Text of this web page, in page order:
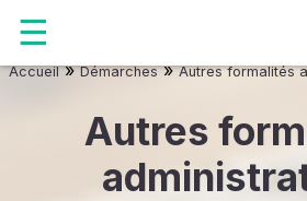
Accueil»Démarches»Autres formalités
Autres